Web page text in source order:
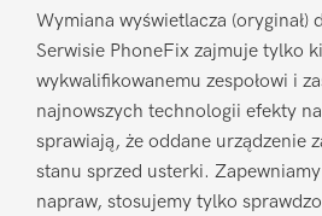
Wymiana wyświetlacza (oryginał)
Serwisie PhoneFix zajmuje tylko
wykwalifikowanemu zespołowi i
najnowszych technologii efekty
sprawiają, że oddane urządzenie
stanu sprzed usterki. Zapewniamy
napraw, stosujemy tylko